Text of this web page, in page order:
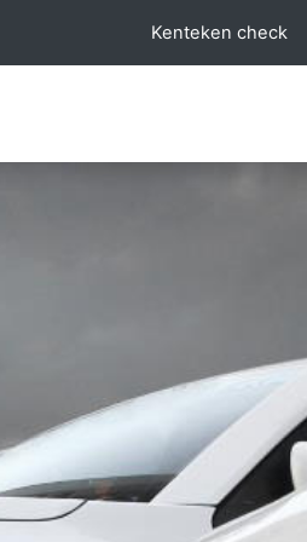
Kenteken check